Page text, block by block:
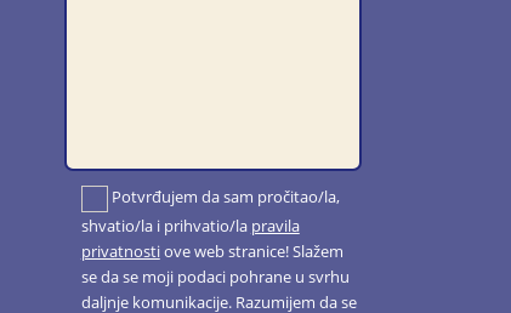
Potvrđujem da sam pročitao/la,
shvatio/la i prihvatio/la pravila
privatnostiove web stranice! Slažem
se da se moji podaci pohrane u svrhu
daljnje komunikacije. Razumijem da se